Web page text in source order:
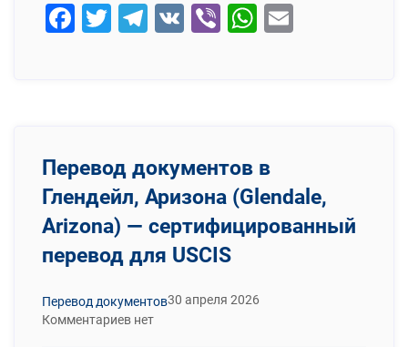
Facebook
Twitter
Telegram
VK ViberWhatsApp
Перевод документов в
Глендейл, Аризона (Glendale,
Arizona) — сертифицированный
перевод для USCIS
Перевод документов30 апреля 2026
Комментариев нет